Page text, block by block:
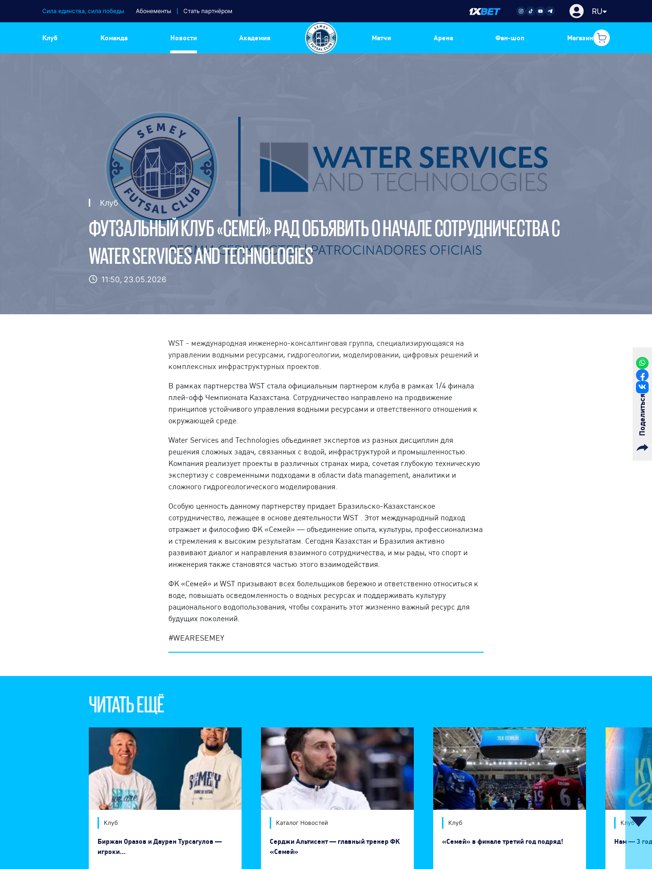
Сила единства, сила победы Абонементы Стать партнёром RU
Клуб Команда Новости Академия Матчи Арена Фан-шоп Магазин
Клуб
ФУТЗАЛЬНЫЙ КЛУБ «СЕМЕЙ» РАД ОБЪЯВИТЬ О НАЧАЛЕ СОТРУДНИЧЕСТВА С
WATER SERVICES AND TECHNOLOGIES
11:50, 23.05.2026
WST - международная инженерно-консалтинговая группа, специализирующаяся на
управлении водными ресурсами, гидрогеологии, моделировании, цифровых решений и
комплексных инфраструктурных проектов.
В рамках партнерства WST стала официальным партнером клуба в рамках 1/4 финала
плей-офф Чемпионата Казахстана. Сотрудничество направлено на продвижение
принципов устойчивого управления водными ресурсами и ответственного отношения к
окружающей среде.
Water Services and Technologies объединяет экспертов из разных дисциплин для
решения сложных задач, связанных с водой, инфраструктурой и промышленностью.
Компания реализует проекты в различных странах мира, сочетая глубокую техническую
экспертизу с современными подходами в области data management, аналитики и
сложного гидрогеологического моделирования.
Особую ценность данному партнерству придает Бразильско-Казахстанское
сотрудничество, лежащее в основе деятельности WST . Этот международный подход
отражает и философию ФК «Семей» — объединение опыта, культуры, профессионализма
и стремления к высоким результатам. Сегодня Казахстан и Бразилия активно
развивают диалог и направления взаимного сотрудничества, и мы рады, что спорт и
инженерия также становятся частью этого взаимодействия.
ФК «Семей» и WST призывают всех болельщиков бережно и ответственно относиться к
воде, повышать осведомленность о водных ресурсах и поддерживать культуру
рационального водопользования, чтобы сохранить этот жизненно важный ресурс для
будущих поколений.
#WEARESEMEY
Поделиться
ЧИТАТЬ ЕЩЁ
Клуб
Биржан Оразов и Даурен Турсагулов —
игроки...
Каталог Новостей
Серджи Альтисент — главный тренер ФК
«Семей»
Клуб
«Семей» в финале третий год подряд!
Клуб
Нам — 3